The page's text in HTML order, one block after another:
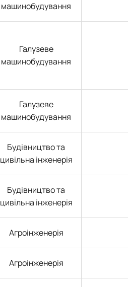
машинобудування
Галузеве
машинобудування
Галузеве
машинобудування
Будівництво та
цивільна інженерія
Будівництво та
цивільна інженерія
Агроінженерія
Агроінженерія